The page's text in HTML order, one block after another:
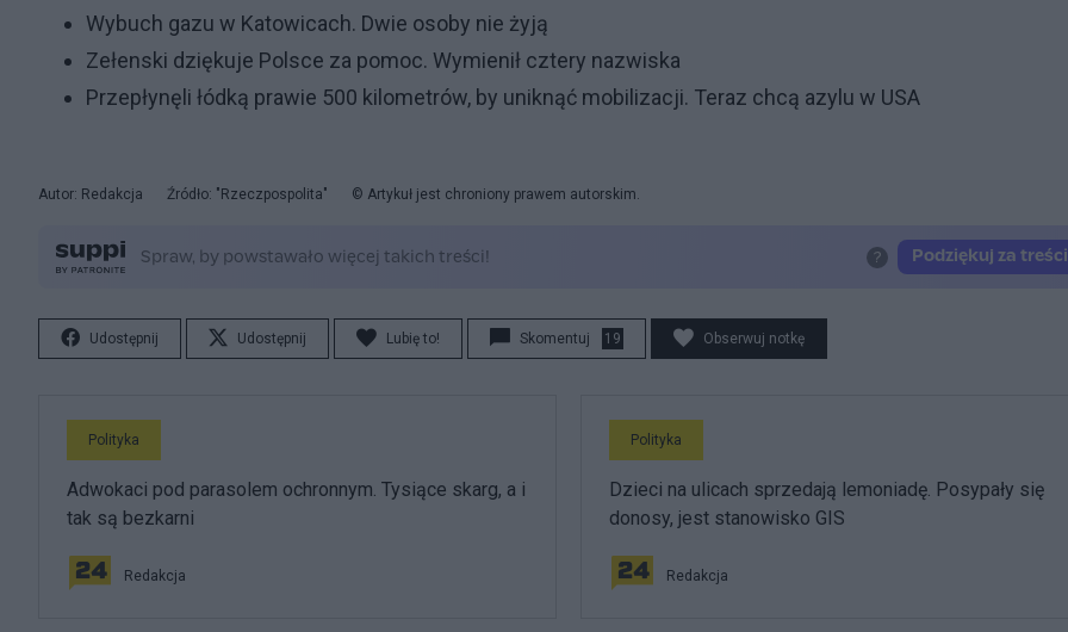
Wybuch gazu w Katowicach. Dwie osoby nie żyją
Zełenski dziękuje Polsce za pomoc. Wymienił cztery nazwiska
Przepłynęli łódką prawie 500 kilometrów, by uniknąć mobilizacji. Teraz chcą azylu w USA
Autor: Redakcja Źródło: "Rzeczpospolita" © Artykuł jest chroniony prawem autorskim.
Udostępnij Udostępnij Lubię to! Skomentuj 19 Obserwuj notkę
Polityka
Adwokaci pod parasolem ochronnym. Tysiące skarg, a i
tak są bezkarni
Redakcja
Polityka
Dzieci na ulicach sprzedają lemoniadę. Posypały się
donosy, jest stanowisko GIS
Redakcja